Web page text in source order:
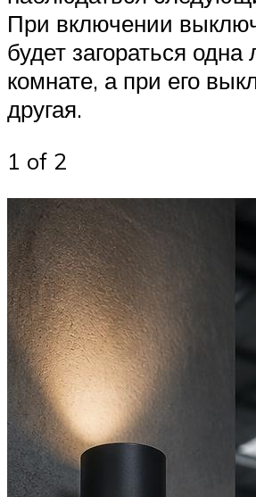
При включении
будет загораться
комнате, а при его
другая.
1 of 2